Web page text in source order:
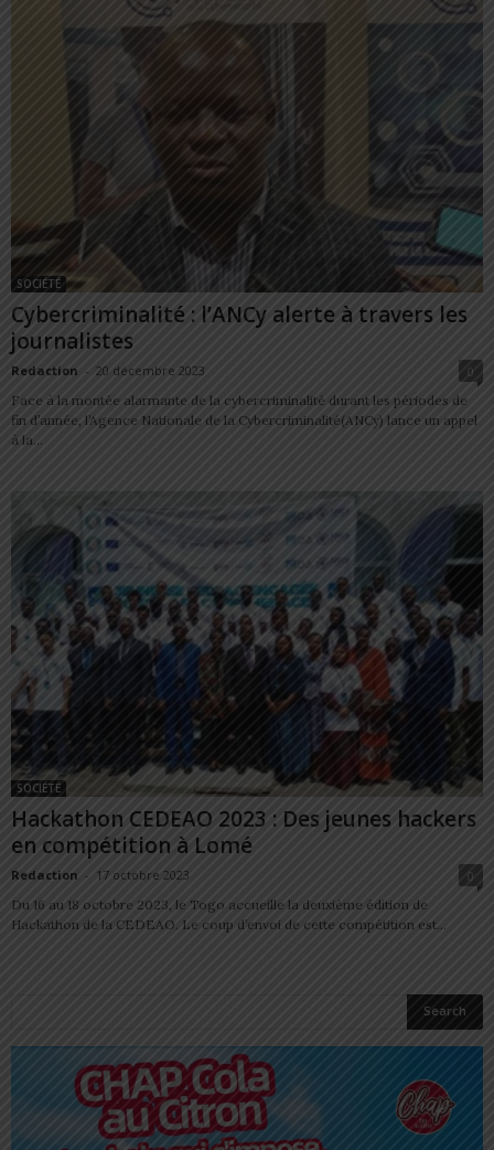
SOCIÉTÉ
Cybercriminalité : l’ANCy alerte à travers les
journalistes
Redaction - 20 décembre 2023
0
Face à la montée alarmante de la cybercriminalité durant les périodes de
fin d’année, l’Agence Nationale de la Cybercriminalité(ANCy) lance un appel
à la...
SOCIÉTÉ
Hackathon CEDEAO 2023 : Des jeunes hackers
en compétition à Lomé
Redaction - 17 octobre 2023
0
Du 16 au 18 octobre 2023, le Togo accueille la deuxième édition de
Hackathon de la CEDEAO. Le coup d’envoi de cette compétition est...